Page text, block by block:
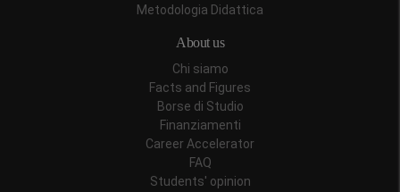
Metodologia Didattica
About us
Chi siamo
Facts and Figures
Borse di Studio
Finanziamenti
Career Accelerator
FAQ
Students' opinion